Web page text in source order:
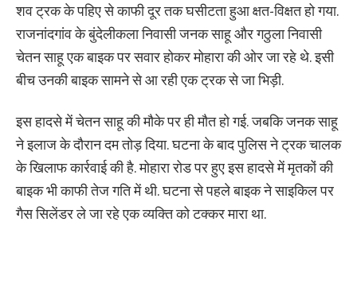
शव ट्रक के पहिए से काफी दूर तक घसीटता हुआ क्षत-विक्षत हो गया.
राजनांदगांव के बुंदेलीकला निवासी जनक साहू और गठुला निवासी
चेतन साहू एक बाइक पर सवार होकर मोहारा की ओर जा रहे थे. इसी
बीच उनकी बाइक सामने से आ रही एक ट्रक से जा भिड़ी.
इस हादसे में चेतन साहू की मौके पर ही मौत हो गई. जबकि जनक साहू
ने इलाज के दौरान दम तोड़ दिया. घटना के बाद पुलिस ने ट्रक चालक
के खिलाफ कार्रवाई की है. मोहारा रोड पर हुए इस हादसे में मृतकों की
बाइक भी काफी तेज गति में थी. घटना से पहले बाइक ने साइकिल पर
गैस सिलेंडर ले जा रहे एक व्यक्ति को टक्कर मारा था.